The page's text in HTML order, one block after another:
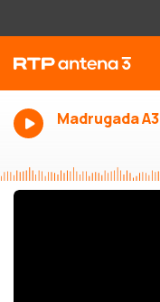
Madrugada A3